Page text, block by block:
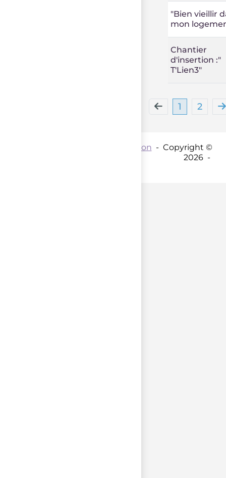
"Bien vieillir
mon
Chantier
d'insertion :"
T'Lien3"
1 2
Coordination - Copyright ©
2026 -